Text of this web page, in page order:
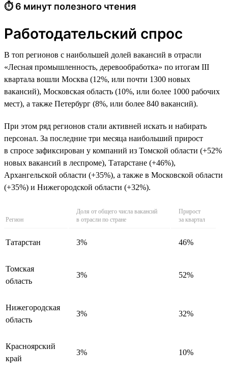
⏱ 6 минут полезного чтения
Работодательский спрос
В топ регионов с наибольшей долей вакансий в отрасли
«Лесная промышленность, деревообработка» по итогам III
квартала вошли Москва (12%, или почти 1300 новых
вакансий), Московская область (10%, или более 1000 рабочих
мест), а также Петербург (8%, или более 840 вакансий).
При этом ряд регионов стали активней искать и набирать
персонал. За последние три месяца наибольший прирост
в спросе зафиксирован у компаний из Томской области (+52%
новых вакансий в леспроме), Татарстане (+46%),
Архангельской области (+35%), а также в Московской области
(+35%) и Нижегородской области (+32%).
Регион
Доля от общего числа вакансий
в отрасли по стране
Прирост
за квартал
Татарстан 3% 46%
Томская
область
3% 52%
Нижегородская
область
3% 32%
Красноярский
край
3% 10%